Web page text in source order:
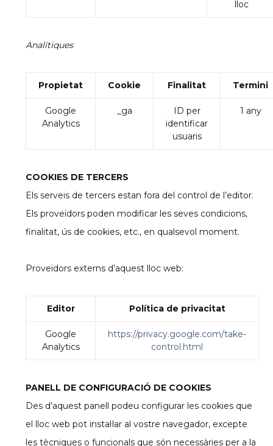
lloc
Analítiques
Propietat Cookie Finalitat Termini
Google
Analytics
_ga
ID per
identificar
usuaris
1 any
COOKIES DE TERCERS
Els serveis de tercers estan fora del control de l’editor.
Els proveïdors poden modificar les seves condicions,
finalitat, ús de cookies, etc., en qualsevol moment.
Proveïdors externs d’aquest lloc web:
Editor Política de privacitat
Google
Analytics
https://privacy.google.com/take-
control.html
PANELL DE CONFIGURACIÓ DE COOKIES
Des d’aquest panell podeu configurar les cookies que
el lloc web pot instal·lar al vostre navegador, excepte
les tècniques o funcionals que són necessàries per a la